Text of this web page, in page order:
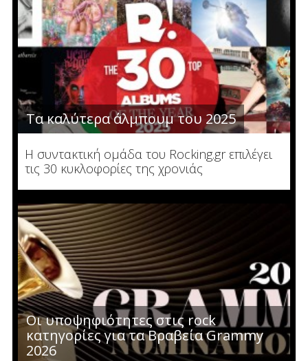
Τα καλύτερα άλμπουμ του 2025
Η συντακτική ομάδα του Rocking.gr επιλέγει
τις 30 κυκλοφορίες της χρονιάς
Οι υποψηφιότητες στις rock
κατηγορίες για τα Βραβεία Grammy
2026